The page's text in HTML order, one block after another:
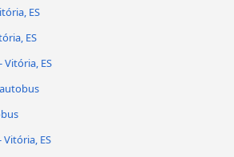
ES
ES
ES
ES